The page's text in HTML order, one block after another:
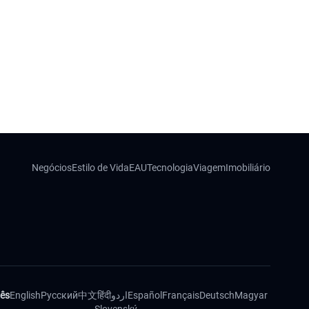
NegóciosEstilo de VidaEAUTecnologiaViagemImobiliário
EnglishРусский中文हिंदीاردوEspañol FrançaisDeutschMagyar